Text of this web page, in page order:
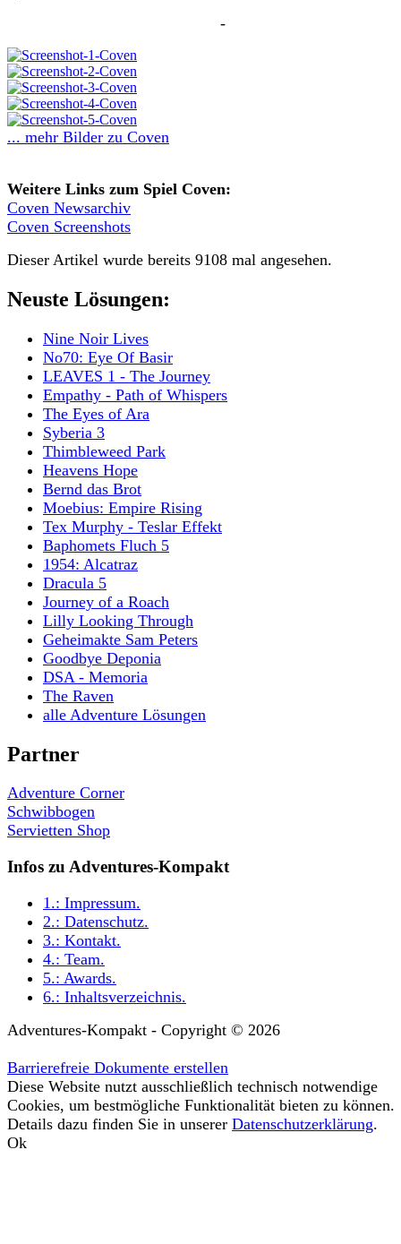
-
... mehr Bilder zu Coven
Weitere Links zum Spiel Coven:
Coven Newsarchiv
Coven Screenshots
Dieser Artikel wurde bereits 9108 mal angesehen.
Neuste Lösungen:
Nine Noir Lives
No70: Eye Of Basir
LEAVES 1 - The Journey
Empathy - Path of Whispers
The Eyes of Ara
Syberia 3
Thimbleweed Park
Heavens Hope
Bernd das Brot
Moebius: Empire Rising
Tex Murphy - Teslar Effekt
Baphomets Fluch 5
1954: Alcatraz
Dracula 5
Journey of a Roach
Lilly Looking Through
Geheimakte Sam Peters
Goodbye Deponia
DSA - Memoria
The Raven
alle Adventure Lösungen
Partner
Adventure Corner
Schwibbogen
Servietten Shop
Infos zu Adventures-Kompakt
1.: Impressum.
2.: Datenschutz.
3.: Kontakt.
4.: Team.
5.: Awards.
6.: Inhaltsverzeichnis.
Adventures-Kompakt - Copyright © 2026
Barrierefreie Dokumente erstellen
Diese Website nutzt ausschließlich technisch notwendige
Cookies, um bestmögliche Funktionalität bieten zu können.
Details dazu finden Sie in unserer Datenschutzerklärung.
Ok